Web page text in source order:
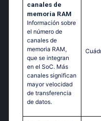
canales de
memoria RAM
Información sobre
el número de
canales de
memoria RAM,
que se integran
en el SoC. Más
canales significan
mayor velocidad
de transferencia
de datos.